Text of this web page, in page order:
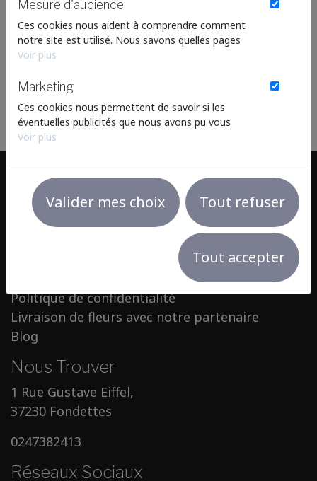
Calendriers Poissonnerie
Voir le produit
En savoir plus
A Propos
Nos Prestations
Conditions Générales de Vente
Politique de confidentialité
Livraison de fleurs avec notre partenaire
Blog
Nous Trouver
1 Rue Gustave Eiffel,
37230 Fondettes
0247382413
Réseaux Sociaux
Mesure d'audience
Ces cookies nous aident à comprendre comment
notre site est utilisé. Nous savons quelles pages
sont les plus vues, d'où viennent nos visiteurs. Ils
meilleure expérience possible.
Voir plus
Marketing
Ces cookies nous permettent de savoir si les
éventuelles publicités que nous avons pu vous
proposer ont été pertinentes.
Voir plus
Valider mes choix Tout refuser
Tout accepter